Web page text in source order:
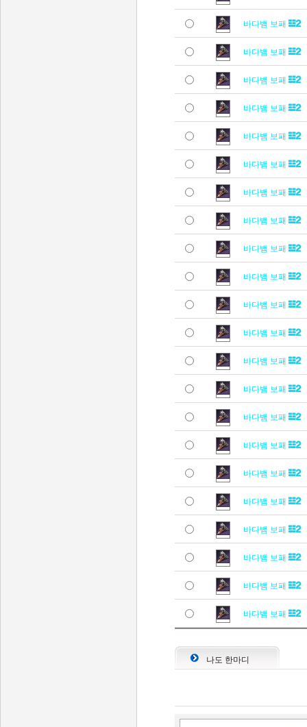
바다뱀 보패
바다뱀 보패
바다뱀 보패
바다뱀 보패
바다뱀 보패
바다뱀 보패
바다뱀 보패
바다뱀 보패
바다뱀 보패
바다뱀 보패
바다뱀 보패
바다뱀 보패
바다뱀 보패
바다뱀 보패
바다뱀 보패
바다뱀 보패
바다뱀 보패
바다뱀 보패
바다뱀 보패
바다뱀 보패
바다뱀 보패
바다뱀 보패
나도 한마디